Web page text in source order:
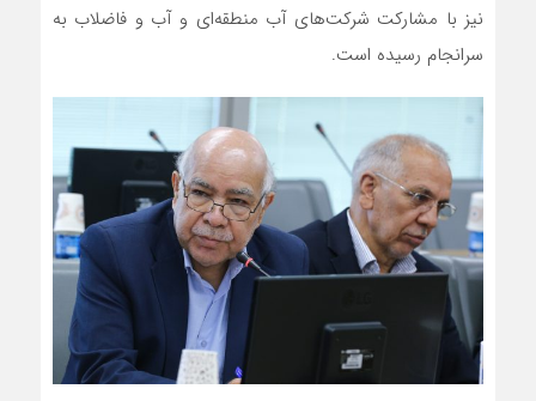
نیز با مشارکت شرکت‌های آب منطقه‌ای و آب و فاضلاب به
سرانجام رسیده است.